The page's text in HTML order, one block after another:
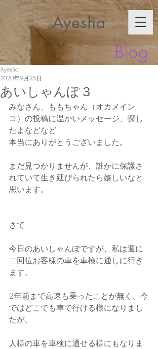
Ayesha
Blog
あいしゃんぽ３
Ayesha
2020年9月25日
みなさん、ももちゃん（オカメイン
コ）の投稿に温かいメッセージ、探し
たよなどなど
本当にありがとうございました。
まだ見つかりませんが、誰かに保護さ
れていて生き延びられたら嬉しいなと
思います。
さて
今日のあいしゃんぽですが、私は週に
二回位お客様の車を車検に通しに行き
ます。
2年前まで高速も乗ったことが無く、今
ではどこでも車で行ける様になりまし
たが、
人様の車を車検に通せる様にもなりま